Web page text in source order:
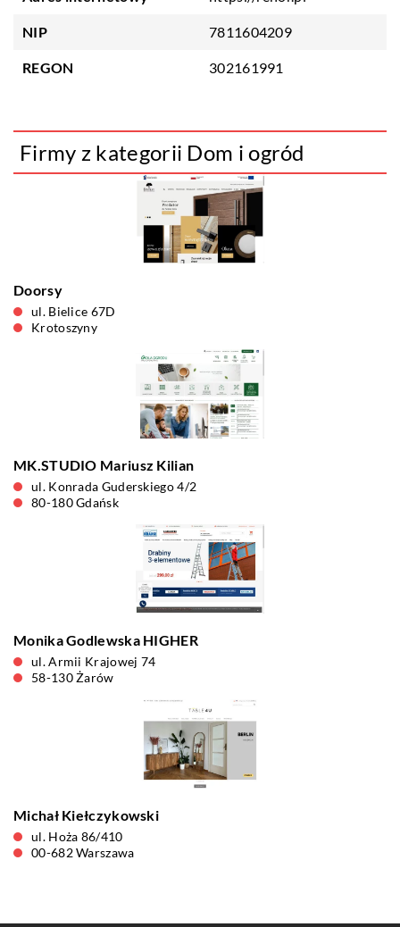
NIP 7811604209
REGON 302161991
Firmy z kategorii Dom i ogród
Doorsy
ul. Bielice 67D
Krotoszyny
MK.STUDIO Mariusz Kilian
ul. Konrada Guderskiego 4/2
80-180 Gdańsk
Monika Godlewska HIGHER
ul. Armii Krajowej 74
58-130 Żarów
Michał Kiełczykowski
ul. Hoża 86/410
00-682 Warszawa